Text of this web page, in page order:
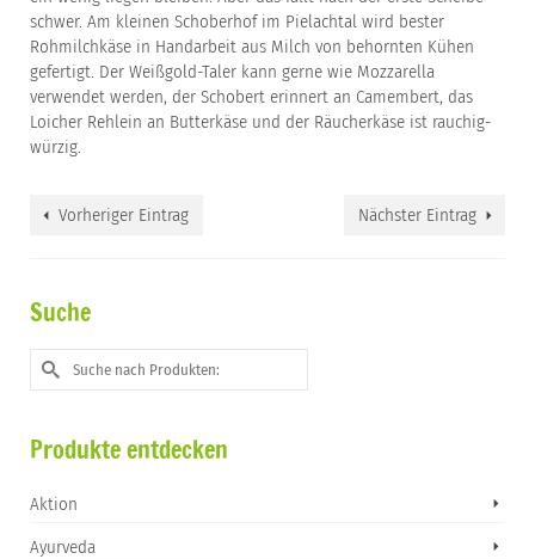
schwer. Am kleinen Schoberhof im Pielachtal wird bester
Rohmilchkäse in Handarbeit aus Milch von behornten Kühen
gefertigt. Der Weißgold-Taler kann gerne wie Mozzarella
verwendet werden, der Schobert erinnert an Camembert, das
Loicher Rehlein an Butterkäse und der Räucherkäse ist rauchig-
würzig.
Vorheriger Eintrag Nächster Eintrag
Suche
Suche
nach:
Produkte entdecken
Aktion
Ayurveda